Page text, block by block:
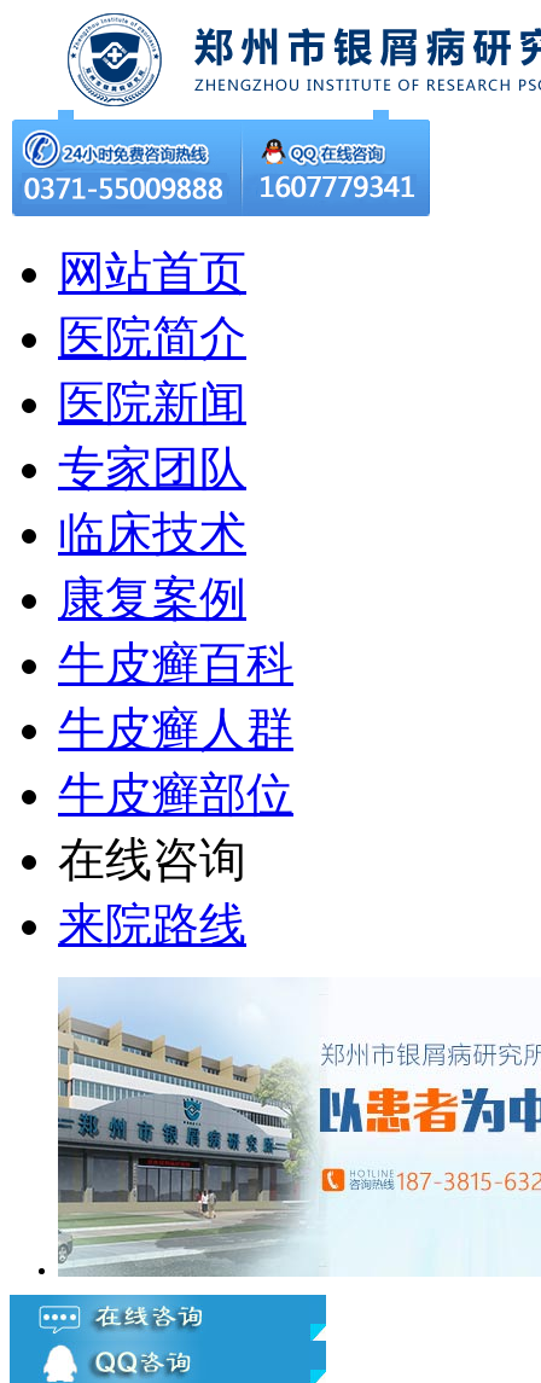
网站首页
医院简介
医院新闻
专家团队
临床技术
康复案例
牛皮癣百科
牛皮癣人群
牛皮癣部位
在线咨询
来院路线